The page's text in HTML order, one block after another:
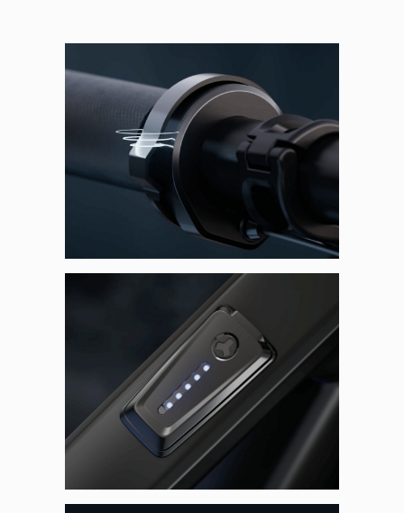
Panneau de gestion des
En autorisant ces services tiers, vous acceptez le dépôt et la
lecture de cookies et l'utilisation de technologies de suivi
nécessaires à leur bon fonctionnement.
Tout refuser
Les services de partage de vidéo permettent d'enrichir